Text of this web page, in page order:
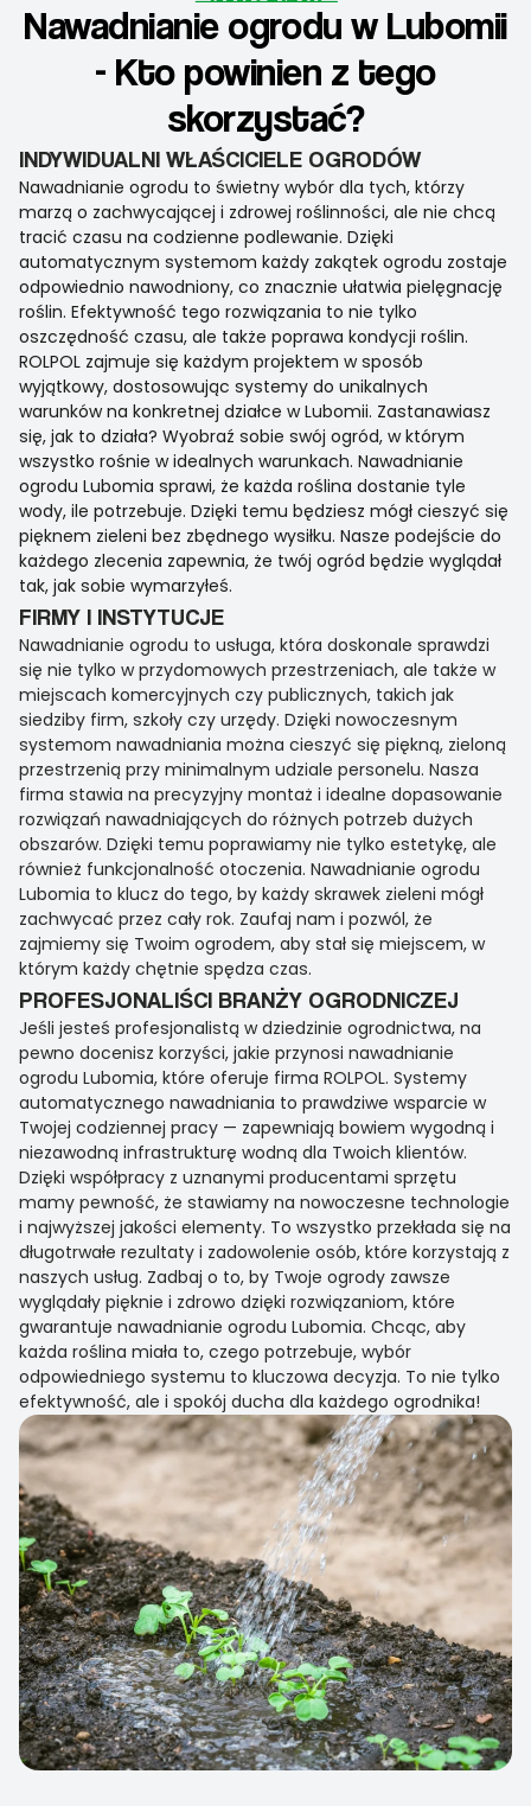
Nawadnianie ogrodu w Lubomii
- Kto powinien z tego
skorzystać?
INDYWIDUALNI WŁAŚCICIELE OGRODÓW
Nawadnianie ogrodu to świetny wybór dla tych, którzy
marzą o zachwycającej i zdrowej roślinności, ale nie chcą
tracić czasu na codzienne podlewanie. Dzięki
automatycznym systemom każdy zakątek ogrodu zostaje
odpowiednio nawodniony, co znacznie ułatwia pielęgnację
roślin. Efektywność tego rozwiązania to nie tylko
oszczędność czasu, ale także poprawa kondycji roślin.
ROLPOL zajmuje się każdym projektem w sposób
wyjątkowy, dostosowując systemy do unikalnych
warunków na konkretnej działce w Lubomii. Zastanawiasz
się, jak to działa? Wyobraź sobie swój ogród, w którym
wszystko rośnie w idealnych warunkach. Nawadnianie
ogrodu Lubomia sprawi, że każda roślina dostanie tyle
wody, ile potrzebuje. Dzięki temu będziesz mógł cieszyć się
pięknem zieleni bez zbędnego wysiłku. Nasze podejście do
każdego zlecenia zapewnia, że twój ogród będzie wyglądał
tak, jak sobie wymarzyłeś.
FIRMY I INSTYTUCJE
Nawadnianie ogrodu to usługa, która doskonale sprawdzi
się nie tylko w przydomowych przestrzeniach, ale także w
miejscach komercyjnych czy publicznych, takich jak
siedziby firm, szkoły czy urzędy. Dzięki nowoczesnym
systemom nawadniania można cieszyć się piękną, zieloną
przestrzenią przy minimalnym udziale personelu. Nasza
firma stawia na precyzyjny montaż i idealne dopasowanie
rozwiązań nawadniających do różnych potrzeb dużych
obszarów. Dzięki temu poprawiamy nie tylko estetykę, ale
również funkcjonalność otoczenia. Nawadnianie ogrodu
Lubomia to klucz do tego, by każdy skrawek zieleni mógł
zachwycać przez cały rok. Zaufaj nam i pozwól, że
zajmiemy się Twoim ogrodem, aby stał się miejscem, w
którym każdy chętnie spędza czas.
PROFESJONALIŚCI BRANŻY OGRODNICZEJ
Jeśli jesteś profesjonalistą w dziedzinie ogrodnictwa, na
pewno docenisz korzyści, jakie przynosi nawadnianie
ogrodu Lubomia, które oferuje firma ROLPOL. Systemy
automatycznego nawadniania to prawdziwe wsparcie w
Twojej codziennej pracy — zapewniają bowiem wygodną i
niezawodną infrastrukturę wodną dla Twoich klientów.
Dzięki współpracy z uznanymi producentami sprzętu
mamy pewność, że stawiamy na nowoczesne technologie
i najwyższej jakości elementy. To wszystko przekłada się na
długotrwałe rezultaty i zadowolenie osób, które korzystają z
naszych usług. Zadbaj o to, by Twoje ogrody zawsze
wyglądały pięknie i zdrowo dzięki rozwiązaniom, które
gwarantuje nawadnianie ogrodu Lubomia. Chcąc, aby
każda roślina miała to, czego potrzebuje, wybór
odpowiedniego systemu to kluczowa decyzja. To nie tylko
efektywność, ale i spokój ducha dla każdego ogrodnika!